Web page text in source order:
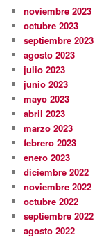
noviembre 2023
octubre 2023
septiembre 2023
agosto 2023
julio 2023
junio 2023
mayo 2023
abril 2023
marzo 2023
febrero 2023
enero 2023
diciembre 2022
noviembre 2022
octubre 2022
septiembre 2022
agosto 2022